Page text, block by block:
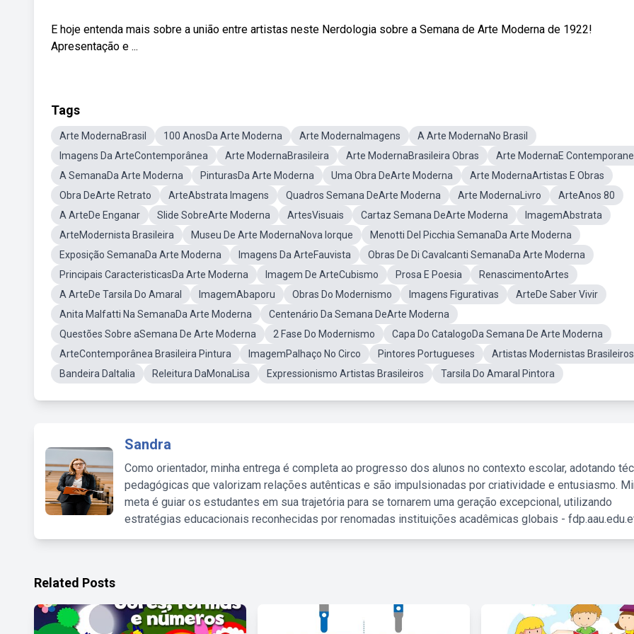
E hoje entenda mais sobre a união entre artistas neste Nerdologia sobre a Semana de Arte Moderna de 1922!
Apresentação e ...
Tags
Arte ModernaBrasil 100 AnosDa Arte Moderna Arte ModernaImagens
A Arte ModernaNo Brasil
Imagens Da ArteContemporânea
Arte ModernaBrasileira Arte ModernaBrasileira Obras
Arte ModernaE
A SemanaDa Arte Moderna
PinturasDa Arte Moderna Uma Obra DeArte Moderna
Arte ModernaArtistas E Obras
Obra DeArte Retrato
ArteAbstrata Imagens Quadros Semana DeArte Moderna Arte ModernaLivro
ArteAnos 80
A ArteDe Enganar
Slide SobreArte Moderna ArtesVisuais Cartaz Semana DeArte Moderna
ImagemAbstrata
ArteModernista Brasileira
Museu De Arte ModernaNova Iorque
Menotti Del Picchia SemanaDa Arte Moderna
Exposição SemanaDa Arte Moderna
Imagens Da ArteFauvista
Obras De Di Cavalcanti SemanaDa Arte Moderna
Principais CaracteristicasDa Arte Moderna
Imagem De ArteCubismo Prosa E Poesia
RenascimentoArtes
A ArteDe Tarsila Do Amaral
ImagemAbaporu Obras Do Modernismo Imagens Figurativas
ArteDe Saber Vivir
Anita Malfatti Na SemanaDa Arte Moderna
Centenário Da Semana DeArte Moderna
Questões Sobre aSemana De Arte Moderna
2 Fase Do Modernismo
Capa Do CatalogoDa Semana De Arte Moderna
ArteContemporânea Brasileira Pintura
ImagemPalhaço No Circo Pintores Portugueses
Artistas Modernistas Brasileiros
Bandeira DaItalia
Releitura DaMonaLisa Expressionismo Artistas Brasileiros Tarsila Do Amaral Pintora
Sandra
Como orientador, minha entrega é completa ao progresso dos alunos no contexto escolar, adotando
pedagógicas que valorizam relações autênticas e são impulsionadas por criatividade e entusiasmo.
meta é guiar os estudantes em sua trajetória para se tornarem uma geração excepcional, utilizando
estratégias educacionais reconhecidas por renomadas instituições acadêmicas globais -
Related Posts